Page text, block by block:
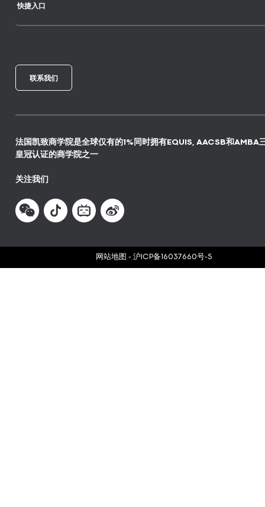
快捷入口
联系我们
法国凯致商学院是全球仅有的1%同时拥有EQUIS, AACSB和AMBA
皇冠认证的商学院之一
关注我们
网站地图 - 沪ICP备16037660号-5